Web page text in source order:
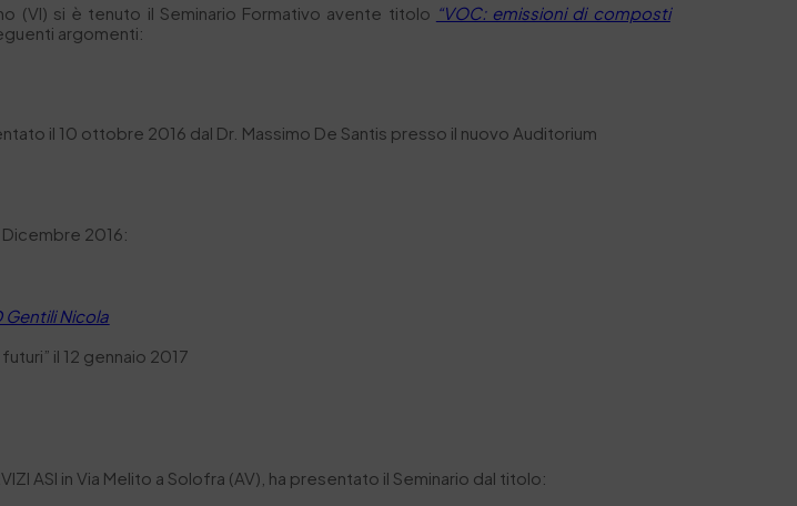
(VI) si è tenuto il Seminario Formativo avente titolo “VOC: emissioni di composti
argomenti:
il 10 ottobre 2016 dal Dr. Massimo De Santis presso il nuovo Auditorium
2016:
Nicola
il 12 gennaio 2017
ASI in Via Melito a Solofra (AV), ha presentato il Seminario dal titolo: